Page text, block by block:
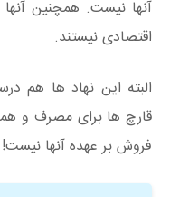
آنها نیست. همچنین
اقتصادی نیستند.
البته این نهاد ها هم
قارچ ها برای مصرف و
فروش بر عهده آنها نیست!